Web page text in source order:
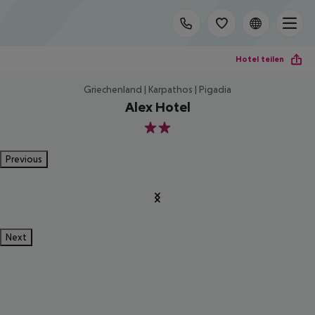
Hotel teilen
Griechenland | Karpathos | Pigadia
Alex Hotel
2
Previous
Next